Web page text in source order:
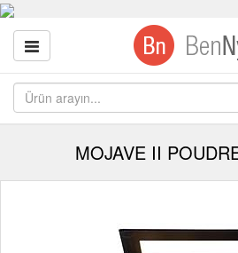
MOJAVE II